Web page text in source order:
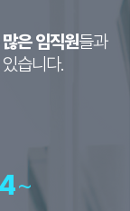
은 임직원들과
습니다.
~